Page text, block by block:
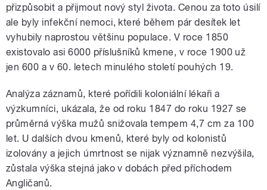
přizpůsobit a přijmout nový styl života. Cenou za toto úsilí
ale byly infekční nemoci, které během pár desítek let
vyhubily naprostou většinu populace. V roce 1850
existovalo asi 6000 příslušníků kmene, v roce 1900 už
jen 600 a v 60. letech minulého století pouhých 19.
Analýza záznamů, které pořídili koloniální lékaři a
výzkumníci, ukázala, že od roku 1847 do roku 1927 se
průměrná výška mužů snižovala tempem 4,7 cm za 100
let. U dalších dvou kmenů, které byly od kolonistů
izolovány a jejich úmrtnost se nijak významně nezvýšila,
zůstala výška stejná jako v dobách před příchodem
Angličanů.